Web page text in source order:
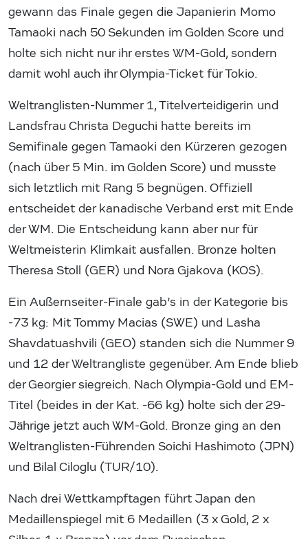
gewann das Finale gegen die Japanierin Momo
Tamaoki nach 50 Sekunden im Golden Score und
holte sich nicht nur ihr erstes WM-Gold, sondern
damit wohl auch ihr Olympia-Ticket für Tokio.
Weltranglisten-Nummer 1, Titelverteidigerin und
Landsfrau Christa Deguchi hatte bereits im
Semifinale gegen Tamaoki den Kürzeren gezogen
(nach über 5 Min. im Golden Score) und musste
sich letztlich mit Rang 5 begnügen. Offiziell
entscheidet der kanadische Verband erst mit Ende
der WM. Die Entscheidung kann aber nur für
Weltmeisterin Klimkait ausfallen. Bronze holten
Theresa Stoll (GER) und Nora Gjakova (KOS).
Ein Außernseiter-Finale gab’s in der Kategorie bis
-73 kg: Mit Tommy Macias (SWE) und Lasha
Shavdatuashvili (GEO) standen sich die Nummer 9
und 12 der Weltrangliste gegenüber. Am Ende blieb
der Georgier siegreich. Nach Olympia-Gold und EM-
Titel (beides in der Kat. -66 kg) holte sich der 29-
Jährige jetzt auch WM-Gold. Bronze ging an den
Weltranglisten-Führenden Soichi Hashimoto (JPN)
und Bilal Ciloglu (TUR/10).
Nach drei Wettkampftagen führt Japan den
Medaillenspiegel mit 6 Medaillen (3 x Gold, 2 x